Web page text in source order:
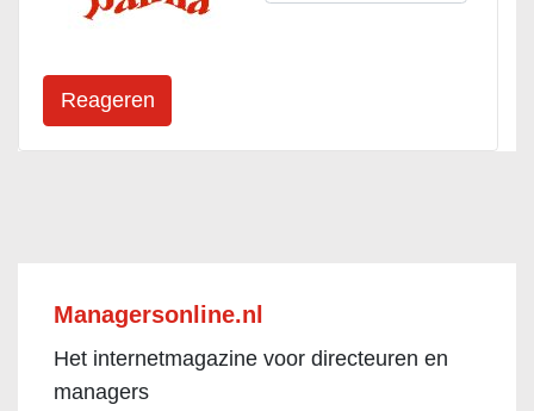
Managersonline.nl
Het internetmagazine voor directeuren en
managers